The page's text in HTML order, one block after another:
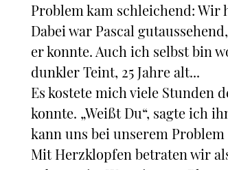
Problem kam schleichend: Wir
Dabei war Pascal
er konnte. Auch ich selbst bin
dunkler Teint, 25 Jahre alt...
Es kostete mich viele Stunden
konnte. „Weißt Du“, sagte ich
kann uns bei unserem
Mit Herzklopfen betraten wir